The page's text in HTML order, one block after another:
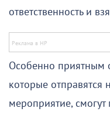
ответственность и
Особенно приятным
которые отправятся
мероприятие,